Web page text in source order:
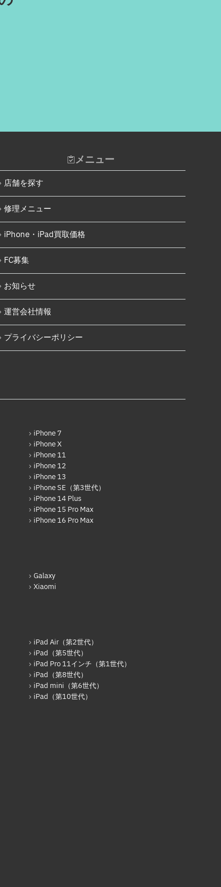
理交換
Nintendo Switchゲームカードス
Nintendo Switch SDカードスロ
Nintendo Switch基板破損修理
（軽度）
Nintendo Switch基板破損修理
Nintendo Switch Joy-Con レー
iPod修理実績
パソコン修理実績
ガラケーバッテリー交換
iPhone 15 Pro
iPhone 15 Pro Max
iPhone 16 Pro
iPhone 16 Pro Max
Android
Xperia
その他Android
iPad
iPad Pro 12.9インチ（第6世
iPad Pro 9.7インチ
iPad（第5世代）
iPad Pro 12.9インチ（第2世
代）
メニュー
店舗を探す
修理メニュー
iPhone・iPad買取価格
FC募集
お知らせ
運営会社情報
プライバシーポリシー
iPhone 7
iPhone X
iPhone 11
iPhone 12
iPhone 13
iPhone SE（第3世代）
iPhone 14 Plus
iPhone 15 Pro Max
iPhone 16 Pro Max
Galaxy
Xiaomi
iPad Air（第2世代）
iPad（第5世代）
iPad Pro 11インチ（第1世代）
iPad（第8世代）
iPad mini（第6世代）
iPad（第10世代）